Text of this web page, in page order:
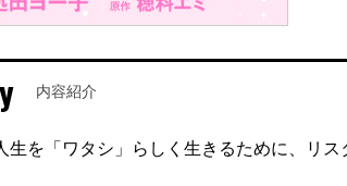
内容紹介
生を「ワタシ」らしく生きるために、リス